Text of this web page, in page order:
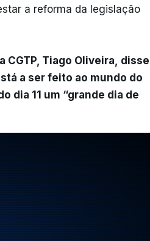
a reforma da legislação
Tiago Oliveira, disse
a ser feito ao mundo do
dia 11 um “grande dia de